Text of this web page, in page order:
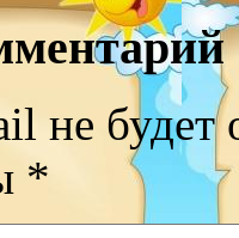
не будет
*